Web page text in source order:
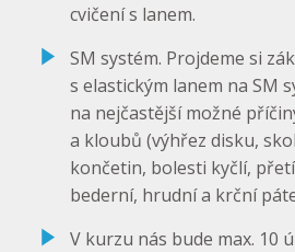
cvičení s lanem.
SM systém. Projdeme si
s elastickým lanem na SM
na nejčastější možné
a kloubů (výhřez disku,
končetin, bolesti kyčlí,
bederní, hrudní a krční
V kurzu nás bude max. 10